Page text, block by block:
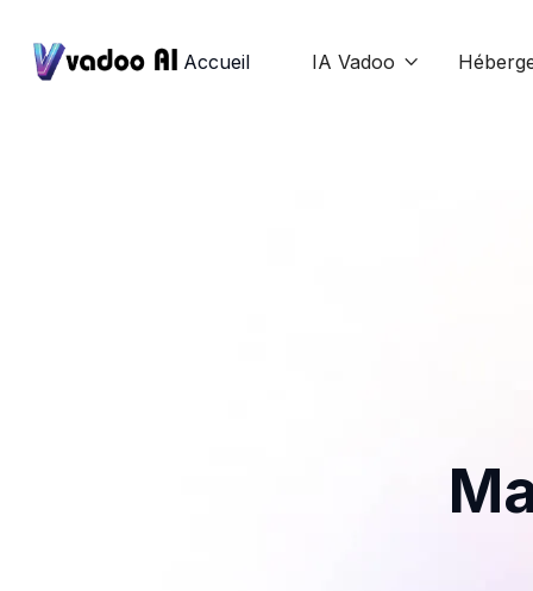
Accueil IA Vadoo 